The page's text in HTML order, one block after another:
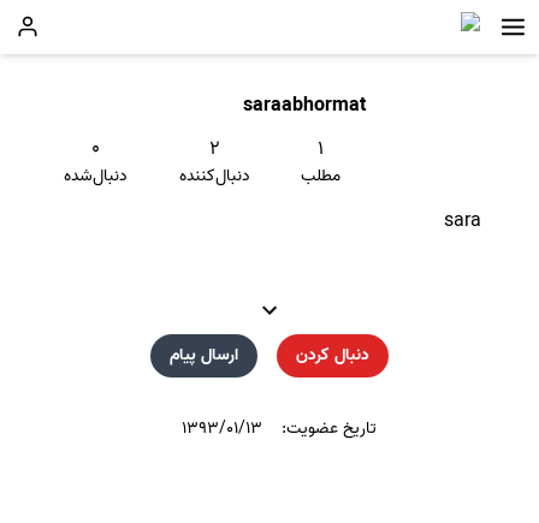
saraabhormat
۱
مطلب
۲
دنبال‌کننده
۰
دنبال‌شده
sara
دنبال کردن ارسال پیام
تاریخ عضویت: ۱۳۹۳/۰۱/۱۳